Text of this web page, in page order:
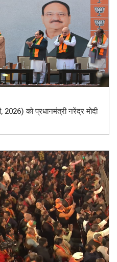
को प्रधानमंत्री नरेंद्र मोदी